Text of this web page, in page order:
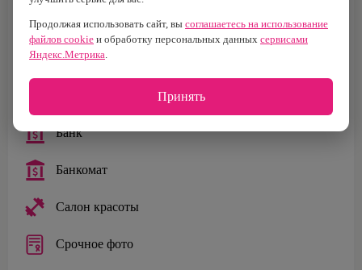
Кафе
Ресторан
Банк
Банкомат
Салон красоты
Срочное фото
Продолжая использовать сайт, вы соглашаетесь на использование
файлов cookie и обработку персональных данных сервисами
Яндекс.Метрика.
Принять